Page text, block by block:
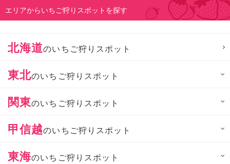
エリアからいちご狩りスポットを探す
北海道のいちご狩りスポット
東北のいちご狩りスポット
関東のいちご狩りスポット
甲信越のいちご狩りスポット
東海のいちご狩りスポット